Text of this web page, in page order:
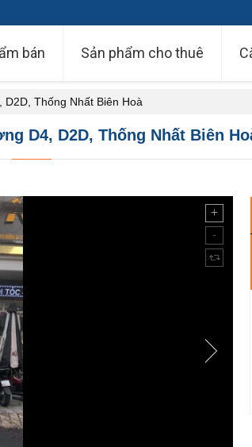
bán Sản phẩm cho thuê
Thống Nhất Biên Hoà
D4, D2D, Thống Nhất Biên